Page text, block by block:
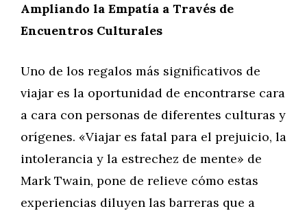
Ampliando la Empatía a Través de
Encuentros Culturales
Uno de los regalos más significativos de
viajar es la oportunidad de encontrarse cara
a cara con personas de diferentes culturas y
orígenes. «Viajar es fatal para el prejuicio, la
intolerancia y la estrechez de mente» de
Mark Twain, pone de relieve cómo estas
experiencias diluyen las barreras que a